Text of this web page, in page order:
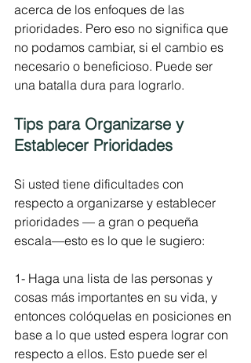
acerca de los enfoques de las
prioridades. Pero eso no significa que
no podamos cambiar, si el cambio es
necesario o beneficioso. Puede ser
una batalla dura para lograrlo.
Tips para Organizarse y
Establecer Prioridades
Si usted tiene dificultades con
respecto a organizarse y establecer
prioridades — a gran o pequeña
escala—esto es lo que le sugiero:
1- Haga una lista de las personas y
cosas más importantes en su vida, y
entonces colóquelas en posiciones en
base a lo que usted espera lograr con
respecto a ellos. Esto puede ser el